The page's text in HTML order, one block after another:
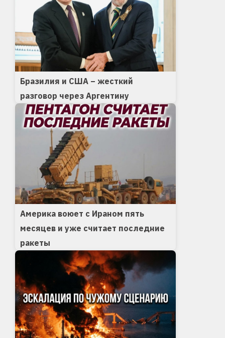
Бразилия и США – жесткий
разговор через Аргентину
Америка воюет с Ираном пять
месяцев и уже считает последние
ракеты